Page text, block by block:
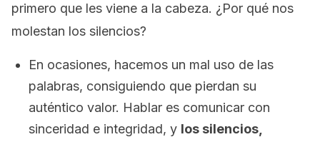
primero que les viene a la cabeza. ¿Por qué nos
molestan los silencios?
En ocasiones, hacemos un mal uso de las
palabras, consiguiendo que pierdan su
auténtico valor. Hablar es comunicar con
sinceridad e integridad, y los silencios,